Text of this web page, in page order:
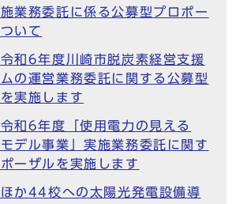
業務委託に係る公募型プロポー
いて
令和6年度川崎市脱炭素経営支援
の運営業務委託に関する公募型
実施します
令和6年度「使用電力の見える
デル事業」実施業務委託に関す
ーザルを実施します
か44校への太陽光発電設備導